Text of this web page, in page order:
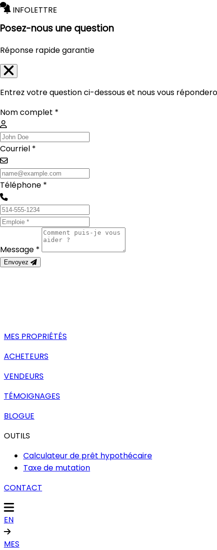
INFOLETTRE
MES PROPRIÉTÉS
ACHETEURS
VENDEURS
TÉMOIGNAGES
BLOGUE
OUTILS
Calculateur de prêt hypothécaire
Taxe de mutation
CONTACT
EN
MES
Posez-nous une question
Réponse rapide garantie
Entrez votre question ci-dessous et nous vous
Nom complet *
Courriel *
Téléphone *
Message *
Envoyez